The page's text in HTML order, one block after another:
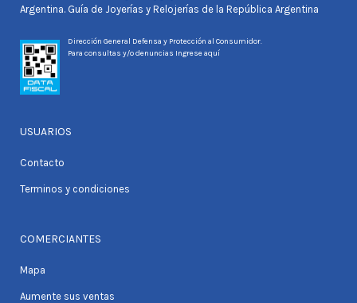
Argentina. Guía de Joyerías y Relojerías de la República Argentina
Dirección General Defensa y Protección al Consumidor.
Para consultas y/o denuncias Ingrese aquí
USUARIOS
Contacto
Terminos y condiciones
COMERCIANTES
Mapa
Aumente sus ventas